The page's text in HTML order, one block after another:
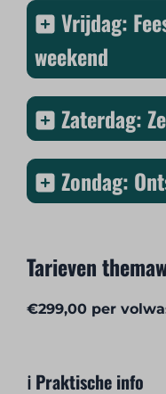
Vrijdag:
weekend
Zaterdag:
Zondag:
Tarieven
€299,00 per
ℹ️ Praktische info